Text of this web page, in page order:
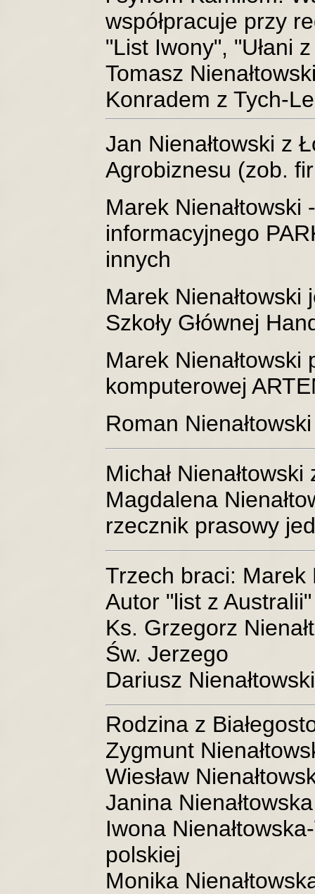
współpracuje przy
"List Iwony", "Ułani
Tomasz
Konradem z Tych-
Jan Nienałtowski z
Agrobiznesu (zob.
Marek
informacyjnego
innych
Marek
Szkoły Głównej
Marek Nienałtowski
komputerowej
Roman
Michał
Magdalena
rzecznik prasowy
Trzech braci: Marek
Autor "list z Australii"
Ks. Grzegorz
Św. Jerzego
Dariusz Nienałtowski
Rodzina z
Zygmunt
Wiesław
Janina Nienałtowska
Iwona
polskiej
Monika